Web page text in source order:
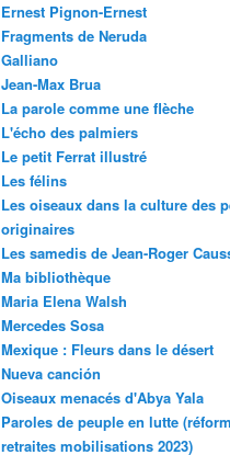
Ernest Pignon-Ernest
Fragments de Neruda
Galliano
Jean-Max Brua
La parole comme une flèche
L'écho des palmiers
Le petit Ferrat illustré
Les félins
Les oiseaux dans la culture des
originaires
Les samedis de Jean-Roger
Ma bibliothèque
Maria Elena Walsh
Mercedes Sosa
Mexique : Fleurs dans le désert
Nueva canción
Oiseaux menacés d'Abya Yala
Paroles de peuple en lutte
retraites mobilisations 2023)